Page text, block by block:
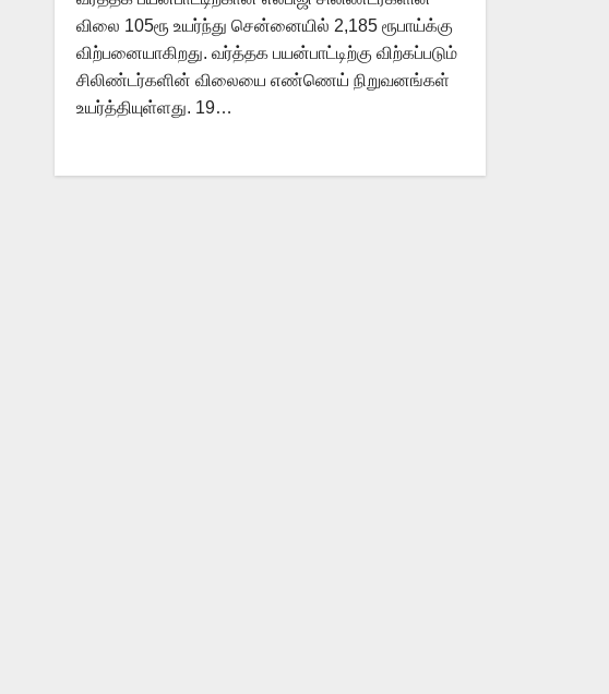
விலை 105ரூ உயர்ந்து சென்னையில் 2,185 ரூபாய்க்கு
விற்பனையாகிறது. வர்த்தக பயன்பாட்டிற்கு விற்கப்படும்
சிலிண்டர்களின் விலையை எண்ணெய் நிறுவனங்கள்
உயர்த்தியுள்ளது. 19…